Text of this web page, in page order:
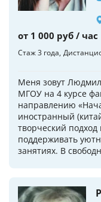
от 1 000 руб / час
Стаж 3 года
Меня зовут
МГОУ на 4 курсе
направлению
иностранный
творческий
поддерживать
занятиях. В